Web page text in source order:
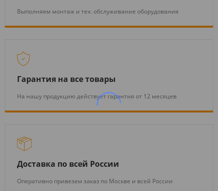
Выполняем монтаж и тех. обслуживание оборудования
Гарантия на все товары
На нашу продукцию действует гарантия от 12 месяцев
Доставка по всей России
Оперативно привезем заказ по Москве и всей России